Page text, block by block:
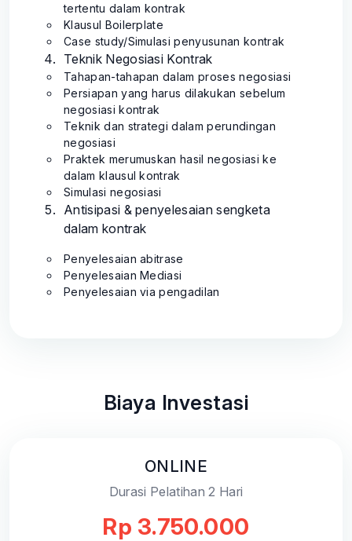
tertentu dalam kontrak
Klausul Boilerplate
Case study/Simulasi penyusunan kontrak
Teknik Negosiasi Kontrak
Tahapan-tahapan dalam proses negosiasi
Persiapan yang harus dilakukan sebelum
negosiasi kontrak
Teknik dan strategi dalam perundingan
negosiasi
Praktek merumuskan hasil negosiasi ke
dalam klausul kontrak
Simulasi negosiasi
Antisipasi & penyelesaian sengketa
dalam kontrak
Penyelesaian abitrase
Penyelesaian Mediasi
Penyelesaian via pengadilan
Biaya Investasi
ONLINE
Durasi Pelatihan 2 Hari
Rp 3.750.000